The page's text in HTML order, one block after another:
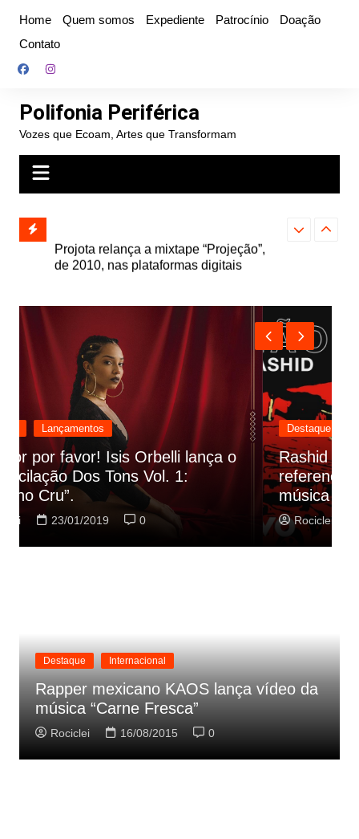
conteúdo
Home Quem somos Expediente Patrocínio
Doação
Contato
Polifonia Periférica
Vozes que Ecoam, Artes que Transformam
e abre
autoral,
de 2010, nas plataformas digitais
Farofa
Destaque Lançamentos
Rashid vai buscar nos HQs as
referencias do clipe de sua nova
música
Rociclei 22/01/2019
Destaque Internacional
Rapper mexicano KAOS lança vídeo da
música “Carne Fresca”
Rociclei 16/08/2015 0